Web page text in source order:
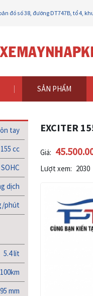
đồ số 38, đường DT747B, tổ 4,
SẢN PHẨM
EXCITER 155 VVA
tay
155 cc
dịch
phút
5.4 lít
mm
EXCITER
Giá:
Lượt xem: 2030